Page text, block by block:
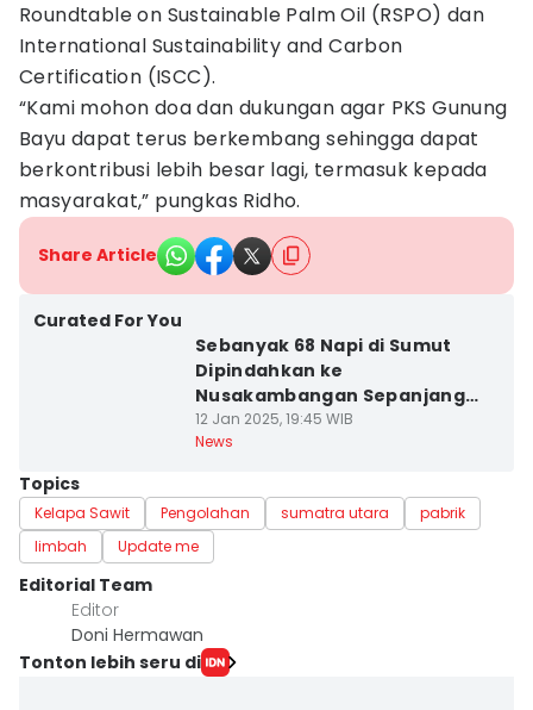
Roundtable on Sustainable Palm Oil (RSPO) dan
International Sustainability and Carbon
Certification (ISCC).
“Kami mohon doa dan dukungan agar PKS Gunung
Bayu dapat terus berkembang sehingga dapat
berkontribusi lebih besar lagi, termasuk kepada
masyarakat,” pungkas Ridho.
Share Article
Curated For You
Sebanyak 68 Napi di Sumut
Dipindahkan ke
Nusakambangan Sepanjang
2024
12 Jan 2025, 19:45 WIB
News
Topics
Kelapa Sawit Pengolahan sumatra utara
pabrik
limbah
Update me
Editorial Team
Editor
Doni Hermawan
Tonton lebih seru di